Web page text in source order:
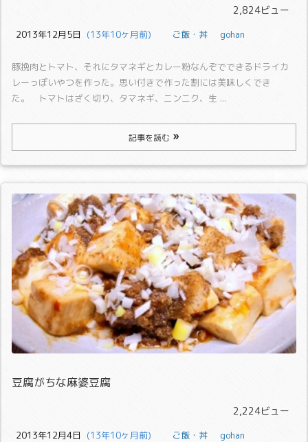
2,824ビュー
2013年12月5日
  (13年10ヶ月前)
ご飯・丼 gohan
豚挽肉とトマト、それにタマネギとカレー粉なんぞでできるドライカ
レーっぽいやつを作った。 思い付きで作った割には美味しくでき
た。
トマトはざく切り、タマネギ、ニンニク、生 ...
記事を読む
豆腐がちな麻婆豆腐
2,224ビュー
2013年12月4日
  (13年10ヶ月前)
ご飯・丼 gohan